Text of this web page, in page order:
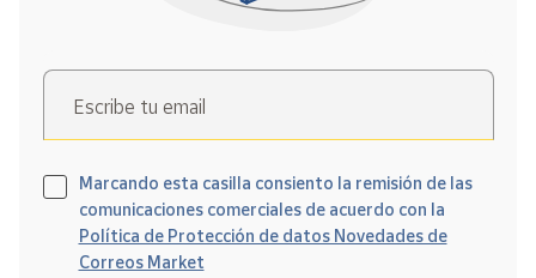
Escribe tu email
Marcando esta casilla consiento la remisión de las
comunicaciones comerciales de acuerdo con la
Política de Protección de datos Novedades de
Correos Market